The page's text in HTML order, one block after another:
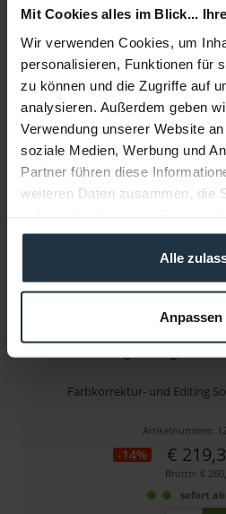
Mit Cookies alles im Blick...
Wir verwenden Cookies, um
personalisieren, Funktionen für
zu können und die Zugriffe auf
analysieren. Außerdem geben
Verwendung unserer Website
soziale Medien, Werbung und
Partner führen diese
weiteren Daten zusammen, die
gesammelt haben.
Alle
Anpassen
Medien
Infos zu Hersteller &
Folgende Infos zum Hersteller
Weitere Artikel von
Farbkorrektur- und Editing
Artikelnummer:
-14% €
Brutto: €
sofort